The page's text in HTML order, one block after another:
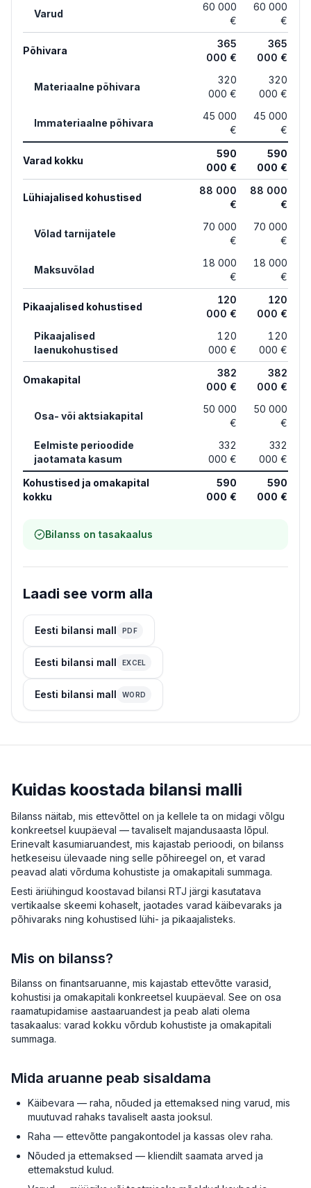
Varud
60 000
€
60 000
€
Põhivara
365
000 €
365
000 €
Materiaalne põhivara
320
000 €
320
000 €
Immateriaalne põhivara
45 000
€
45 000
€
Varad kokku
590
000 €
590
000 €
Lühiajalised kohustised
88 000
€
88 000
€
Võlad tarnijatele
70 000
€
70 000
€
Maksuvõlad
18 000
€
18 000
€
Pikaajalised kohustised
120
000 €
120
000 €
Pikaajalised
laenukohustised
120
000 €
120
000 €
Omakapital
382
000 €
382
000 €
Osa- või aktsiakapital
50 000
€
50 000
€
Eelmiste perioodide
jaotamata kasum
332
000 €
332
000 €
Kohustised ja omakapital
kokku
590
000 €
590
000 €
Bilanss on tasakaalus
Laadi see vorm alla
Eesti bilansi mall PDF
Eesti bilansi mall EXCEL
Eesti bilansi mall WORD
Kuidas koostada bilansi malli
Bilanss näitab, mis ettevõttel on ja kellele ta on midagi võlgu
konkreetsel kuupäeval — tavaliselt majandusaasta lõpul.
Erinevalt kasumiaruandest, mis kajastab perioodi, on bilanss
hetkeseisu ülevaade ning selle põhireegel on, et varad
peavad alati võrduma kohustiste ja omakapitali summaga.
Eesti äriühingud koostavad bilansi RTJ järgi kasutatava
vertikaalse skeemi kohaselt, jaotades varad käibevaraks ja
põhivaraks ning kohustised lühi- ja pikaajalisteks.
Mis on bilanss?
Bilanss on finantsaruanne, mis kajastab ettevõtte varasid,
kohustisi ja omakapitali konkreetsel kuupäeval. See on osa
raamatupidamise aastaaruandest ja peab alati olema
tasakaalus: varad kokku võrdub kohustiste ja omakapitali
summaga.
Mida aruanne peab sisaldama
Käibevara — raha, nõuded ja ettemaksed ning varud, mis
muutuvad rahaks tavaliselt aasta jooksul.
Raha — ettevõtte pangakontodel ja kassas olev raha.
Nõuded ja ettemaksed — kliendilt saamata arved ja
ettemakstud kulud.